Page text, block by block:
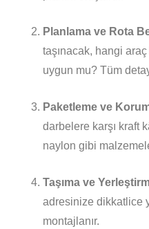
Planlama ve Rota
taşınacak, hangi
uygun mu? Tüm
Paketleme ve
darbelere karşı kraft
naylon gibi
Taşıma ve
adresinize dikkatlice
montajlanır.